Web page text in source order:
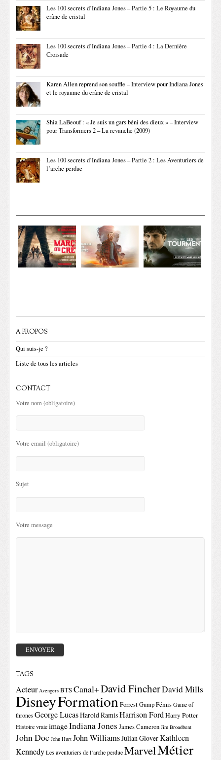
Les 100 secrets d’Indiana Jones – Partie 5 : Le Royaume du
crâne de cristal
Les 100 secrets d’Indiana Jones – Partie 4 : La Dernière
Croisade
Karen Allen reprend son souffle – Interview pour Indiana Jones
et le royaume du crâne de cristal
Shia LaBeouf : « Je suis un gars béni des dieux » – Interview
pour Transformers 2 – La revanche (2009)
Les 100 secrets d’Indiana Jones – Partie 2 : Les Aventuriers de
l’arche perdue
A PROPOS
Qui suis-je ?
Liste de tous les articles
CONTACT
Votre nom (obligatoire)
Votre email (obligatoire)
Sujet
Votre message
TAGS
Acteur Avengers BTSCanal+David FincherDavid Mills
DisneyFormationForrest GumpFémis Game of
thrones George LucasHarold RamisHarrison FordHarry Potter
Histoire vraie imageIndiana Jones James Cameron Jim Broadbent
John Doe John Hurt John WilliamsJulian GloverKathleen
Kennedy Les aventuriers de l’arche perdue MarvelMétier